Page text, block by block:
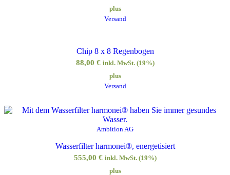
plus
Versand
Chip 8 x 8 Regenbogen
88,00 € inkl. MwSt. (19%)
plus
Versand
Ambition AG
Wasserfilter harmonei®, energetisiert
555,00 € inkl. MwSt. (19%)
plus